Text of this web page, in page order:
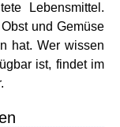
Lebensmittel.
und Gemüse
hat. Wer wissen
ist, findet im